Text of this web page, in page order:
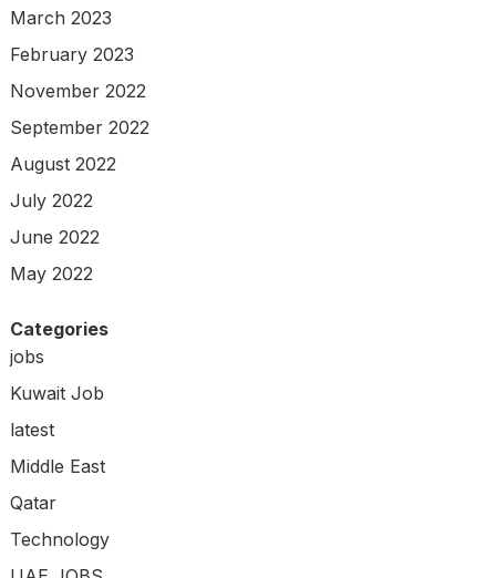
March 2023
February 2023
November 2022
September 2022
August 2022
July 2022
June 2022
May 2022
Categories
jobs
Kuwait Job
latest
Middle East
Qatar
Technology